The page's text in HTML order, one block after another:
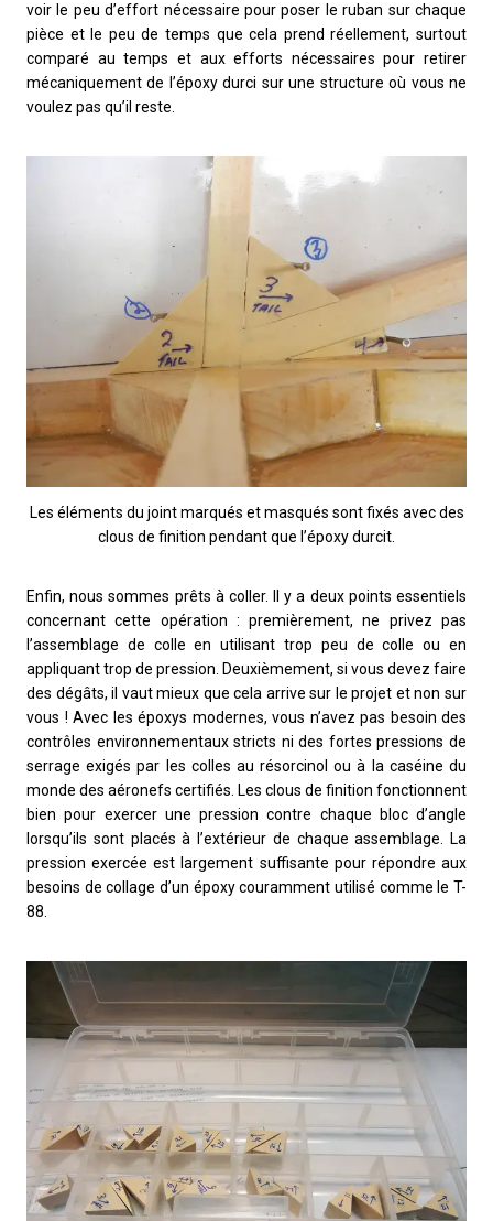
voir le peu d’effort nécessaire pour poser le ruban sur chaque
pièce et le peu de temps que cela prend réellement, surtout
comparé au temps et aux efforts nécessaires pour retirer
mécaniquement de l’époxy durci sur une structure où vous ne
voulez pas qu’il reste.
Les éléments du joint marqués et masqués sont fixés avec des
clous de finition pendant que l’époxy durcit.
Enfin, nous sommes prêts à coller. Il y a deux points essentiels
concernant cette opération : premièrement, ne privez pas
l’assemblage de colle en utilisant trop peu de colle ou en
appliquant trop de pression. Deuxièmement, si vous devez faire
des dégâts, il vaut mieux que cela arrive sur le projet et non sur
vous ! Avec les époxys modernes, vous n’avez pas besoin des
contrôles environnementaux stricts ni des fortes pressions de
serrage exigés par les colles au résorcinol ou à la caséine du
monde des aéronefs certifiés. Les clous de finition fonctionnent
bien pour exercer une pression contre chaque bloc d’angle
lorsqu’ils sont placés à l’extérieur de chaque assemblage. La
pression exercée est largement suffisante pour répondre aux
besoins de collage d’un époxy couramment utilisé comme le T-
88.